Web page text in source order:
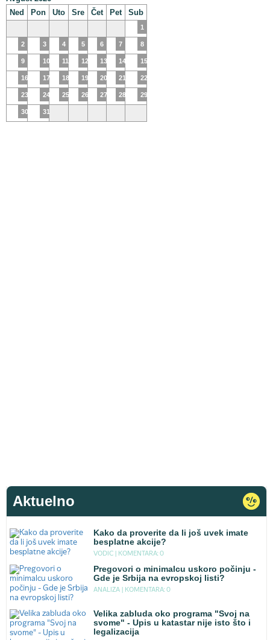
Ned
Pon Uto Sre Čet Pet Sub
1
2 3 4 5 6 7 8
9 10 11 12 13 14 15
16 17 18 19 20 21 22
23 24 25 26 27 28 29
30 31
Aktuelno
Kako da proverite da li još uvek imate
besplatne akcije?
VODIC | KOMENTARA: 0
Pregovori o minimalcu uskoro počinju -
Gde je Srbija na evropskoj listi?
ANALIZA | KOMENTARA: 0
Velika zabluda oko programa "Svoj na
svome" - Upis u katastar nije isto što i
legalizacija